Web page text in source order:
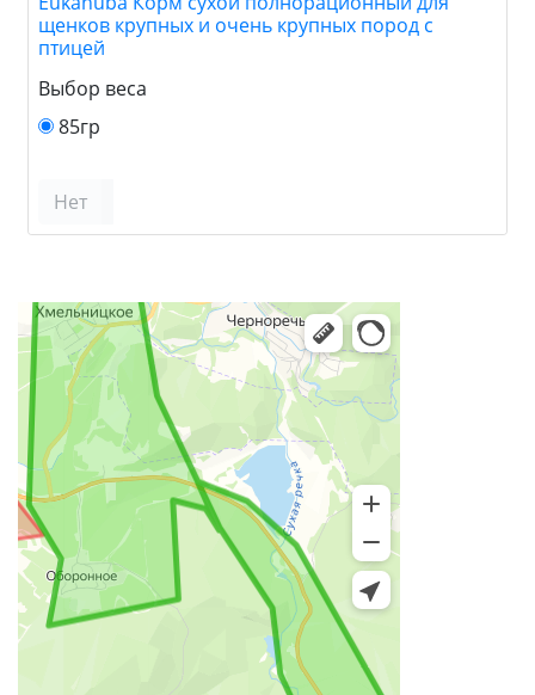
щенков крупных и очень крупных пород с
птицей
Выбор веса
85гр
Нет